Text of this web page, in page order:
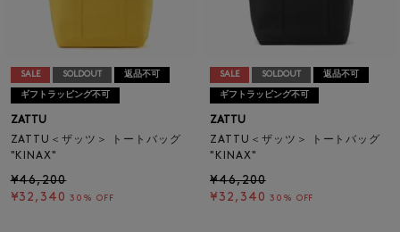
SALE SOLDOUT 返品不可
ギフトラッピング不可
ZATTU
ZATTU＜ザッツ＞ トートバッグ
"KINAX"
¥46,200
¥32,340 30% OFF
SALE SOLDOUT 返品不可
ギフトラッピング不可
ZATTU
ZATTU＜ザッツ＞ トートバッグ
"KINAX"
¥46,200
¥32,340 30% OFF